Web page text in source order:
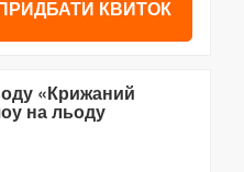
КВИТОК
«Крижаний
на льоду